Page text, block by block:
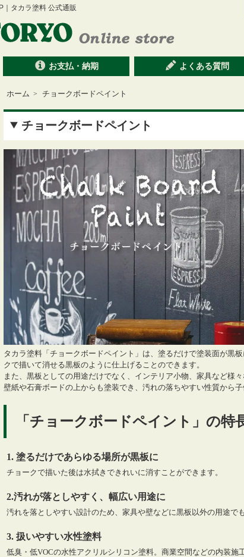
｜タカラ塗料 公式通販
お支払・納期 よくある質問
ホーム > チョークボードペイント
チョークボードペイント
タカラ塗料「チョークボードペイント」は、塗るだけで塗装面が黒
クで描いて消せる黒板のように仕上げることのできます。
また、黒板としての用途だけでなく、インテリア小物、家具など様
壁紙や石膏ボードの上からも塗装でき、汚れの落ちやすい性質から
「チョークボードペイント」の特
1. 塗るだけであらゆる場所が黒板に
チョークで描いた後は水拭きできれいに消すことができます。
2.汚れが落としやすく、幅広い用途に
汚れを落としやすい設計のため、家具や壁などに黒板以外の用途で
3. 扱いやすい水性塗料
低臭・低VOCの水性アクリルシリコン塗料。商業空間などの内装施